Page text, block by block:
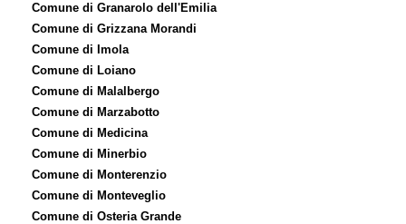
Comune di Granarolo dell'Emilia
Comune di Grizzana Morandi
Comune di Imola
Comune di Loiano
Comune di Malalbergo
Comune di Marzabotto
Comune di Medicina
Comune di Minerbio
Comune di Monterenzio
Comune di Monteveglio
Comune di Osteria Grande